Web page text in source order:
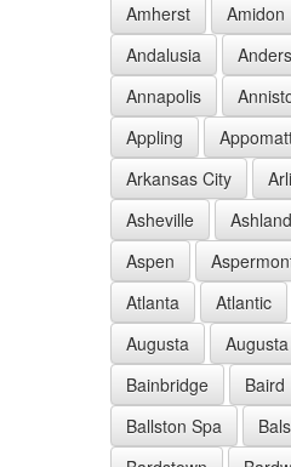
Amherst
Amidon
Andalusia
Annapolis
Appling
Arkansas City
Asheville
Aspen
Atlanta
Atlantic
Augusta
Augusta
Bainbridge
Baird
Ballston Spa